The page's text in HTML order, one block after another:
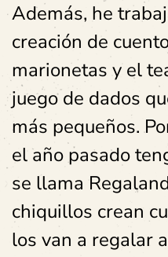
Además, he
creación de
marionetas y el
juego de dados
más pequeños.
el año pasado
se llama
chiquillos crean
los van a regalar